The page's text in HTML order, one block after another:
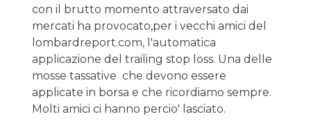
con il brutto momento attraversato dai
mercati ha provocato,per i vecchi amici del
lombardreport.com, l'automatica
applicazione del trailing stop loss. Una delle
mosse tassative che devono essere
applicate in borsa e che ricordiamo sempre.
Molti amici ci hanno percio' lasciato.